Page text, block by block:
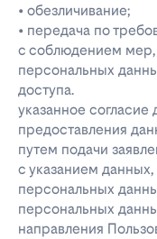
• обезличивание;
• передача по
с соблюдением
персональных
доступа.
указанное
предоставления
путем подачи
с указанием
персональных
персональных
направления